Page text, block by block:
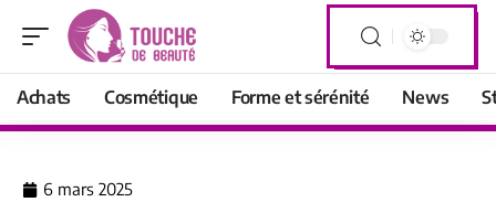
Achats Cosmétique Forme et sérénité News
6 mars 2025